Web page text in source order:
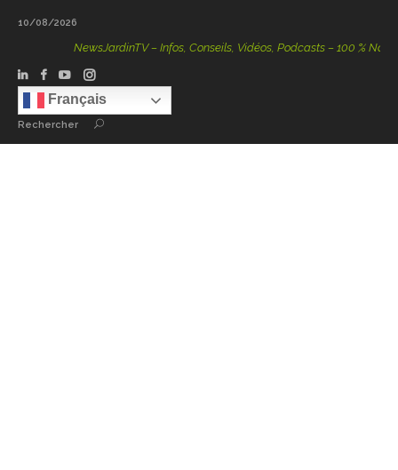
10/08/2026
NewsJardinTV – Infos, Conseils, Vidéos, Podcasts – 100 % Nature
Français
Rechercher